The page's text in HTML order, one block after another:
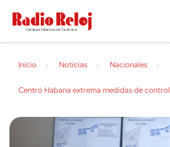
cerrar
Inicio Noticias Nacionales
Centro Habana extrema medidas de control